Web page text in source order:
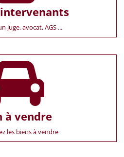
intervenants
juge, avocat, AGS ...
à vendre
les biens à vendre